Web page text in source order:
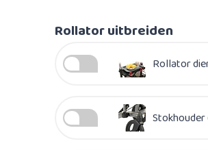
Rollator uitbreiden
Rollator